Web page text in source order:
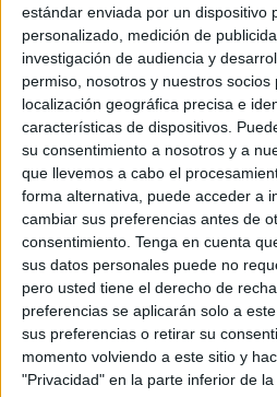
estándar enviada por un dispositivo
personalizado, medición de
investigación de audiencia y
permiso, nosotros y nuestros
localización geográfica precisa e
características de dispositivos.
su consentimiento a nosotros y a
que llevemos a cabo el
forma alternativa, puede acceder a
cambiar sus preferencias antes de
consentimiento. Tenga en cuenta
sus datos personales puede no
pero usted tiene el derecho de
preferencias se aplicarán solo a
sus preferencias o retirar su
momento volviendo a este sitio y
"Privacidad" en la parte inferior de la
ENLACE AL